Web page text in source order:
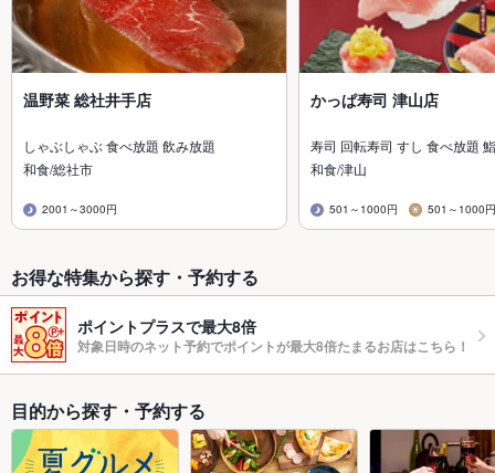
温野菜 総社井手店
しゃぶしゃぶ 食べ放題 飲み放題
和食/総社市
2001～3000円
かっぱ寿司 津山店
寿司 回転寿司 すし 食べ放題
和食/津山
501～1000円 501～1000円
お得な特集から探す・予約する
ポイントプラスで最大8倍
対象日時のネット予約でポイントが最大8倍たまるお店はこちら！
目的から探す・予約する